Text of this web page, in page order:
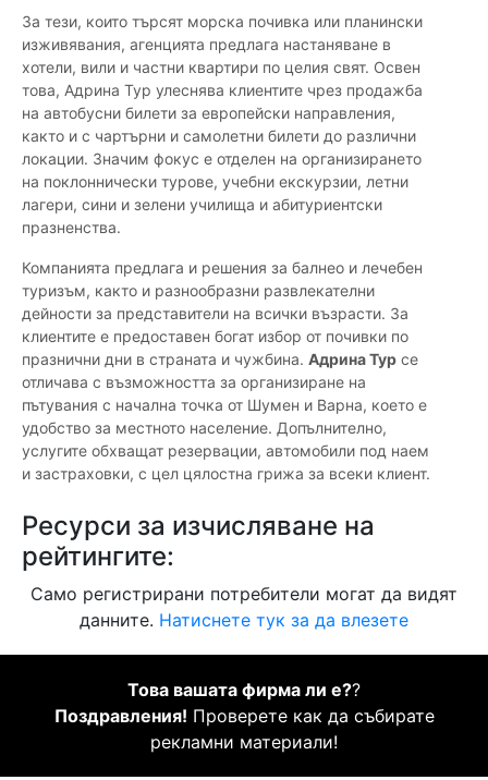
За тези, които търсят морска почивка или планински
изживявания, агенцията предлага настаняване в
хотели, вили и частни квартири по целия свят. Освен
това, Адрина Тур улеснява клиентите чрез продажба
на автобусни билети за европейски направления,
както и с чартърни и самолетни билети до различни
локации. Значим фокус е отделен на организирането
на поклоннически турове, учебни екскурзии, летни
лагери, сини и зелени училища и абитуриентски
празненства.
Компанията предлага и решения за балнео и лечебен
туризъм, както и разнообразни развлекателни
дейности за представители на всички възрасти. За
клиентите е предоставен богат избор от почивки по
празнични дни в страната и чужбина. Адрина Тур се
отличава с възможността за организиране на
пътувания с начална точка от Шумен и Варна, което е
удобство за местното население. Допълнително,
услугите обхващат резервации, автомобили под наем
и застраховки, с цел цялостна грижа за всеки клиент.
Ресурси за изчисляване на
рейтингите:
Само регистрирани потребители могат да видят
данните. Натиснете тук за да влезете
Това вашата фирма ли е??
Поздравления! Проверете как да събирате
рекламни материали!